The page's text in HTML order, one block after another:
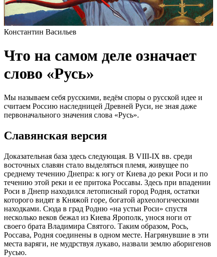
Константин Васильев
Что на самом деле означает
слово «Русь»
Мы называем себя русскими, ведём споры о русской идее и
считаем Россию наследницей Древней Руси, не зная даже
первоначального значения слова «Русь».
Славянская версия
Доказательная база здесь следующая. В VIII-IX вв. среди
восточных славян стало выделяться племя, живущее по
среднему течению Днепра: к югу от Киева до реки Роси и по
течению этой реки и ее притока Россавы. Здесь при впадении
Роси в Днепр находился летописный город Родня, остатки
которого видят в Княжой горе, богатой археологическими
находками. Сюда в град Родню «на устьи Роси» спустя
несколько веков бежал из Киева Ярополк, унося ноги от
своего брата Владимира Святого. Таким образом, Рось,
Россава, Родня соединены в одном месте. Нагрянувшие в эти
места варяги, не мудрствуя лукаво, назвали землю аборигенов
Русью.